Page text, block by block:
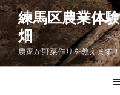
コ
ン
テ
ン
ツ
練馬区農業体
畑
農家が野菜作りを教えます！